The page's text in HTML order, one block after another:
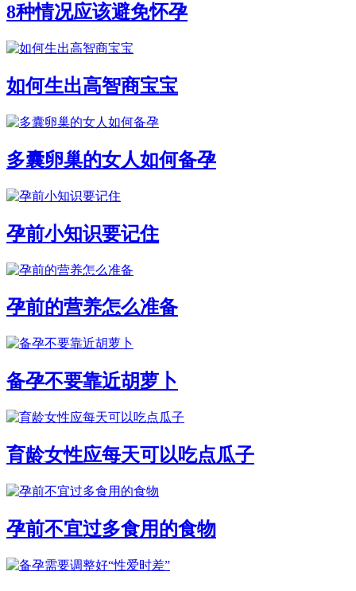
8种情况应该避免怀孕
如何生出高智商宝宝
多囊卵巢的女人如何备孕
孕前小知识要记住
孕前的营养怎么准备
备孕不要靠近胡萝卜
育龄女性应每天可以吃点瓜子
孕前不宜过多食用的食物